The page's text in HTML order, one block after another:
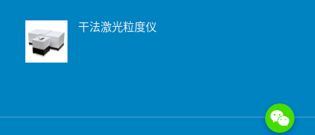
干法激光粒度仪
WeChat: